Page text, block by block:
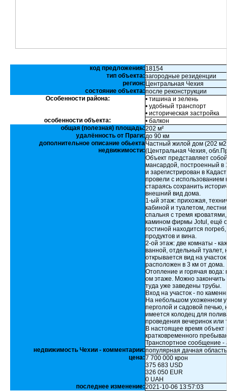
код предложения: 18154
тип объекта:загородные резиденции
регион: Центральная Чехия
состояние объекта:после реконструкции
Особенности района:
• тишина и зелень
• удобный транспорт
• историческая застройка
особенности объекта:
• балкон
общая (полезная) площадь:202 м²
удалённость от Праги:до 90 км
дополнительное описание обьекта
недвижимости:
Частный жилой дом (202
(Центральная Чехия,
Объект представляет
мансардой, построенный в
и зарегистрирован в
провели с использованием
стараясь сохранить
внешний вид дома.
1-ый этаж: прихожая,
кабиной и туалетом,
спальня с тремя
камином фирмы Jotul, ещё
гостиной находится
продуктов и вина.
2-ой этаж: две комнаты -
ванной, отдельный
открывается вид на
расположен в 3 км от дома.
Отопление и горячая вода:
ом этаже. Можно закончить
туда уже заведены трубы.
Вход на участок - по
На небольшом ухоженном
перголой и садовой
имеется колодец для
проведения вечеринок или
В настоящее время объект
кратковременного
Транспортное сообщение -
недвижимость Чехии - комментарии:популярная дачная область
цена:7 700 000 крон
375 683 USD
326 050 EUR
0 UAH
последнее изменение:2021-10-06 13:57:03